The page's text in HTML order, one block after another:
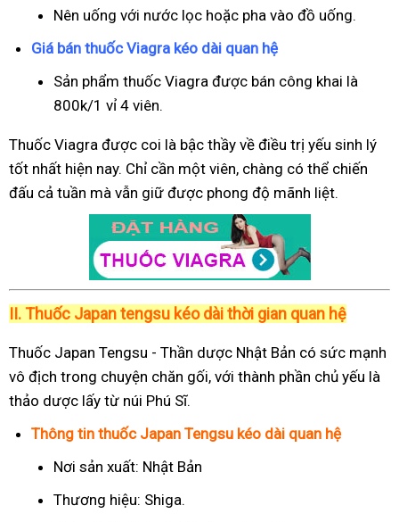
Nên uống với nước lọc hoặc pha vào đồ uống.
Giá bán thuốc Viagra kéo dài quan hệ
Sản phẩm thuốc Viagra được bán công khai là
800k/1 vỉ 4 viên.
Thuốc Viagra được coi là bậc thầy về điều trị yếu sinh lý
tốt nhất hiện nay. Chỉ cần một viên, chàng có thể chiến
đấu cả tuần mà vẫn giữ được phong độ mãnh liệt.
II. Thuốc Japan tengsu kéo dài thời gian quan hệ
Thuốc Japan Tengsu - Thần dược Nhật Bản có sức mạnh
vô địch trong chuyện chăn gối, với thành phần chủ yếu là
thảo dược lấy từ núi Phú Sĩ.
Thông tin thuốc Japan Tengsu kéo dài quan hệ
Nơi sản xuất: Nhật Bản
Thương hiệu: Shiga.